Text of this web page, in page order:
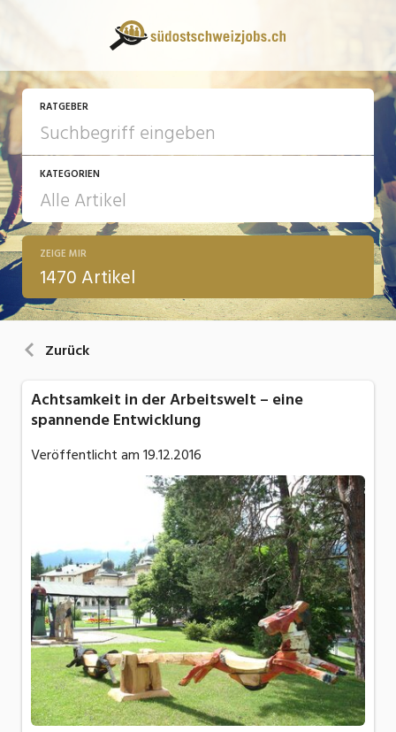
RATGEBER
KATEGORIEN
13 Fragen - 13 Antworten
Arbeit
ZEIGE MIR
1470 Artikel
Zurück
Achtsamkeit in der Arbeitswelt – eine
spannende Entwicklung
Veröffentlicht am19.12.2016